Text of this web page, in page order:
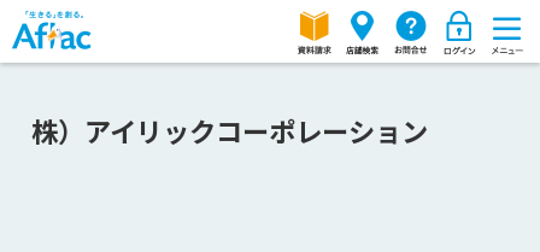
株）アイリックコーポレーション